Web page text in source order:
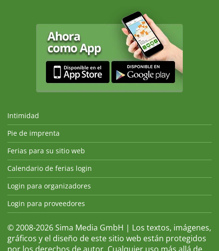
Intimidad
Pie de imprenta
Ferias para su sitio web
Calendario de ferias login
Login para organizadores
Login para proveedores
© 2008-2026 Sima Media GmbH | Los textos, imágenes,
gráficos y el diseño de este sitio web están protegidos